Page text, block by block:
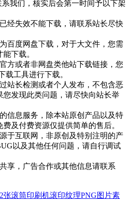
系我们，核实后会第一时间予以下架
经失效不能下载，请联系站长尽快
百度网盘下载，对于大文件，您需
下载。
方或者非网盘类他站下载链接，您
载工具进行下载。
站长检测或者个人发布，不包含恶
您发现此类问题，请尽快向站长举
信息服务，除本站原创产品以及特
及付费资源仅提供简单的售后。
于互联网，非原创及特别注明的产
以及其他任何问题，请自行调试
享，广告合作或其他信息请联系
张滚筒印刷机滚印纹理PNG图片素